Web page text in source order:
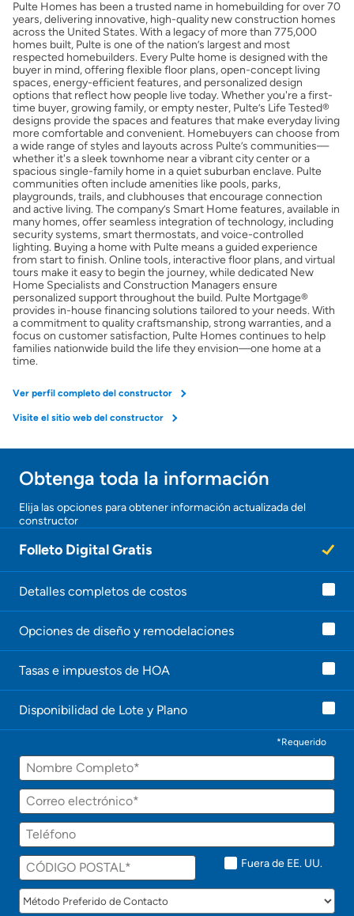
Obtener mi puntaje de crédito
Calcular mi hipoteca
Obtener Aprobación Previa
Preparar mi casa para la venta
Seguro de propietarios
Obtener ofertas por mi casa
Pulte Homes has been a trusted name in homebuilding for over 70
years, delivering innovative, high-quality new construction homes
across the United States. With a legacy of more than 775,000
homes built, Pulte is one of the nation’s largest and most
respected homebuilders. Every Pulte home is designed with the
buyer in mind, offering flexible floor plans, open-concept living
spaces, energy-efficient features, and personalized design
options that reflect how people live today. Whether you're a first-
time buyer, growing family, or empty nester, Pulte’s Life Tested®
designs provide the spaces and features that make everyday living
more comfortable and convenient. Homebuyers can choose from
a wide range of styles and layouts across Pulte’s communities—
whether it's a sleek townhome near a vibrant city center or a
spacious single-family home in a quiet suburban enclave. Pulte
communities often include amenities like pools, parks,
playgrounds, trails, and clubhouses that encourage connection
and active living. The company’s Smart Home features, available in
many homes, offer seamless integration of technology, including
security systems, smart thermostats, and voice-controlled
lighting. Buying a home with Pulte means a guided experience
from start to finish. Online tools, interactive floor plans, and virtual
tours make it easy to begin the journey, while dedicated New
Home Specialists and Construction Managers ensure
personalized support throughout the build. Pulte Mortgage®
provides in-house financing solutions tailored to your needs. With
a commitment to quality craftsmanship, strong warranties, and a
focus on customer satisfaction, Pulte Homes continues to help
families nationwide build the life they envision—one home at a
time.
Ver perfil completo del constructor
Visite el sitio web del constructor
Obtenga toda la información
Elija las opciones para obtener información actualizada del
constructor
Folleto Digital Gratis
Detalles completos de costos
Opciones de diseño y remodelaciones
Tasas e impuestos de HOA
Disponibilidad de Lote y Plano
*Requerido
Fuera de EE. UU.